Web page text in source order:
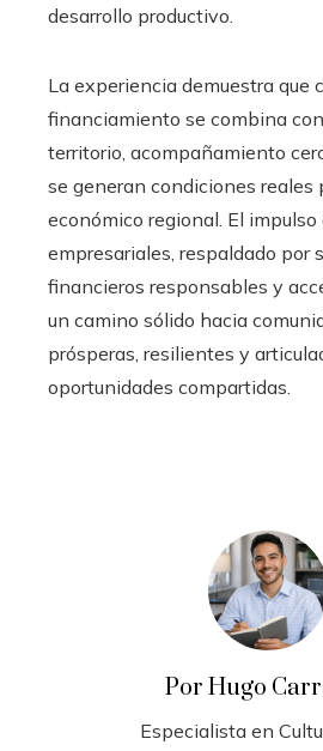
desarrollo productivo.
La experiencia demuestra que
financiamiento se combina
territorio, acompañamiento
se generan condiciones reales
económico regional. El
empresariales, respaldado por
financieros responsables y
un camino sólido hacia
prósperas, resilientes y
oportunidades compartidas.
Por Hugo
Especialista en